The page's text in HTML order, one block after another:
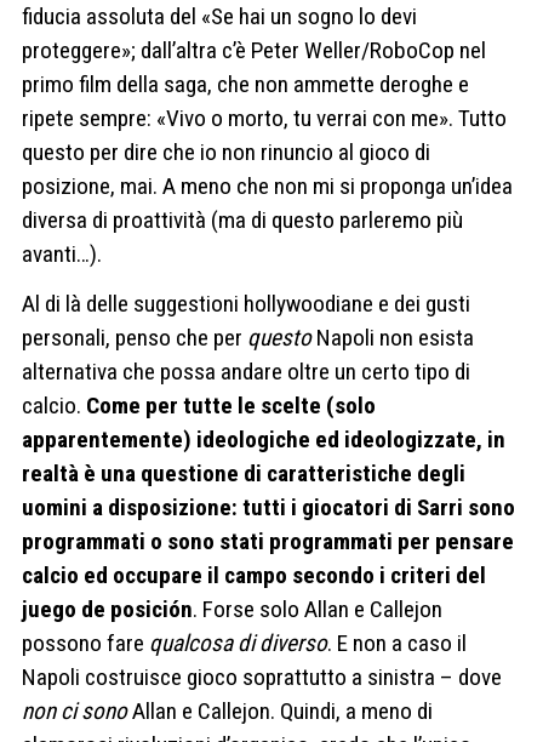
fiducia assoluta del «Se hai un sogno lo devi
proteggere»; dall’altra c’è Peter Weller/RoboCop nel
primo film della saga, che non ammette deroghe e
ripete sempre: «Vivo o morto, tu verrai con me». Tutto
questo per dire che io non rinuncio al gioco di
posizione, mai. A meno che non mi si proponga un’idea
diversa di proattività (ma di questo parleremo più
avanti…).
Al di là delle suggestioni hollywoodiane e dei gusti
personali, penso che per questoNapoli non esista
alternativa che possa andare oltre un certo tipo di
calcio. Come per tutte le scelte (solo
apparentemente) ideologiche ed ideologizzate, in
realtà è una questione di caratteristiche degli
uomini a disposizione: tutti i giocatori di Sarri sono
programmati o sono stati programmati per pensare
calcio ed occupare il campo secondo i criteri del
juego de posición. Forse solo Allan e Callejon
possono fare qualcosa di diverso. E non a caso il
Napoli costruisce gioco soprattutto a sinistra – dove
non ci sonoAllan e Callejon. Quindi, a meno di